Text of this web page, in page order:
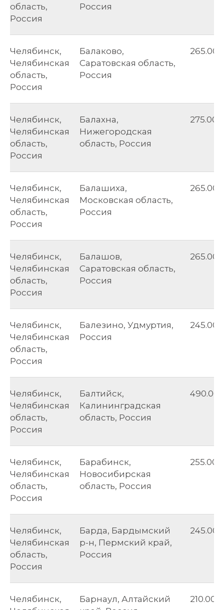
область,
Россия
Россия
Челябинск,
Челябинская
область,
Россия
Балаково,
Саратовская область,
Россия
265.00
Челябинск,
Челябинская
область,
Россия
Балахна,
Нижегородская
область, Россия
275.00
Челябинск,
Челябинская
область,
Россия
Балашиха,
Московская область,
Россия
265.00
Челябинск,
Челябинская
область,
Россия
Балашов,
Саратовская область,
Россия
265.00
Челябинск,
Челябинская
область,
Россия
Балезино, Удмуртия,
Россия
245.00
Челябинск,
Челябинская
область,
Россия
Балтийск,
Калининградская
область, Россия
490.00
Челябинск,
Челябинская
область,
Россия
Барабинск,
Новосибирская
область, Россия
255.00
Челябинск,
Челябинская
область,
Россия
Барда, Бардымский
р-н, Пермский край,
Россия
245.00
Челябинск,
Барнаул, Алтайский
210.00